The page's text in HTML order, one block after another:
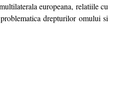
europeana, relatiile cu
drepturilor omului si